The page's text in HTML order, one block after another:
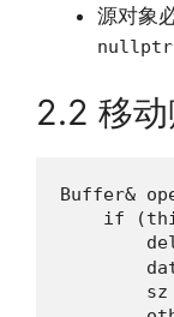
源对象
nullptr
2.2 移
Buffer&
if
sz